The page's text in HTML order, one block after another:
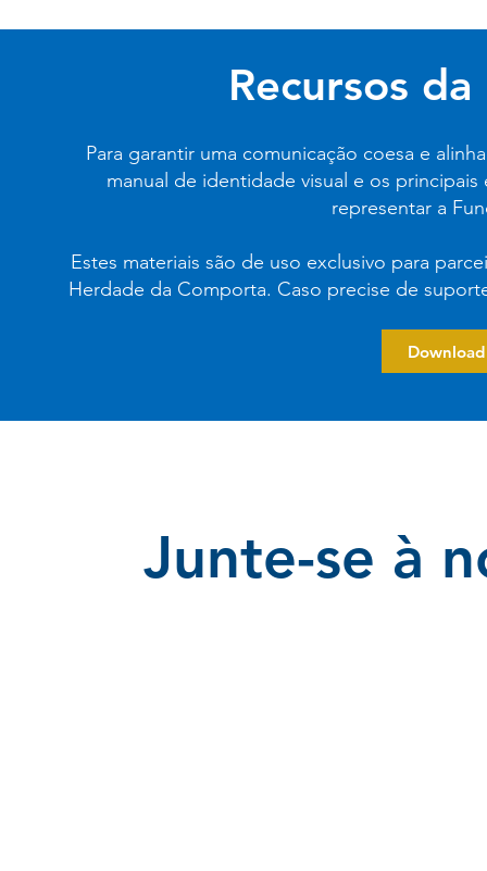
Recursos
Para garantir uma comunicação coesa e
manual de identidade visual e os
representar a
Estes materiais são de uso exclusivo para
Herdade da Comporta. Caso precise de
Junte-se à